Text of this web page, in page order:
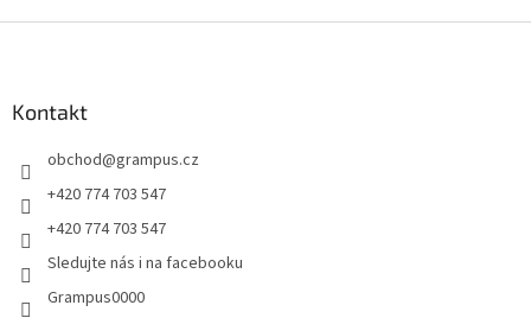
c
Kontakt
obchod@grampus.cz
+420 774 703 547
+420 774 703 547
Sledujte nás i na facebooku
Grampus0000